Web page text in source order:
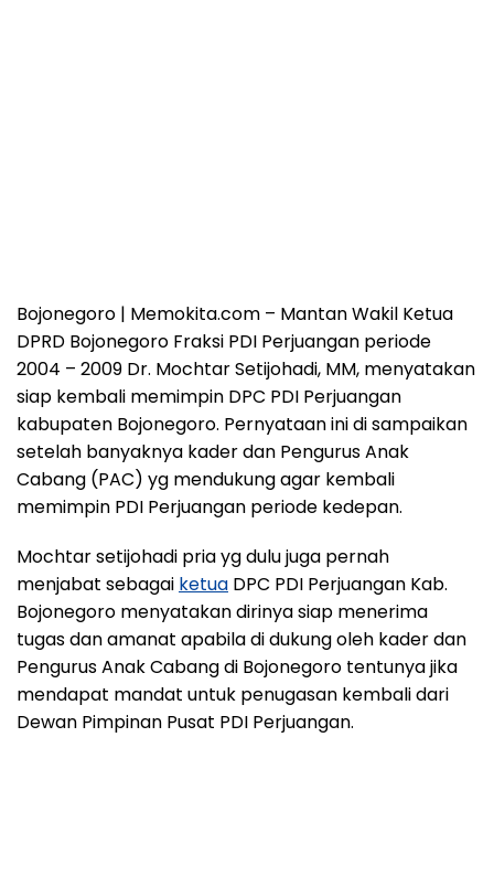
Bojonegoro | Memokita.com – Mantan Wakil Ketua
DPRD Bojonegoro Fraksi PDI Perjuangan periode
2004 – 2009 Dr. Mochtar Setijohadi, MM, menyatakan
siap kembali memimpin DPC PDI Perjuangan
kabupaten Bojonegoro. Pernyataan ini di sampaikan
setelah banyaknya kader dan Pengurus Anak
Cabang (PAC) yg mendukung agar kembali
memimpin PDI Perjuangan periode kedepan.
Mochtar setijohadi pria yg dulu juga pernah
menjabat sebagai ketua DPC PDI Perjuangan Kab.
Bojonegoro menyatakan dirinya siap menerima
tugas dan amanat apabila di dukung oleh kader dan
Pengurus Anak Cabang di Bojonegoro tentunya jika
mendapat mandat untuk penugasan kembali dari
Dewan Pimpinan Pusat PDI Perjuangan.